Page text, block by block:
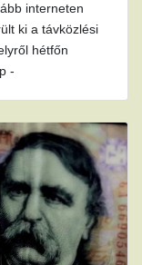
interneten
ki a távközlési
hétfőn
-